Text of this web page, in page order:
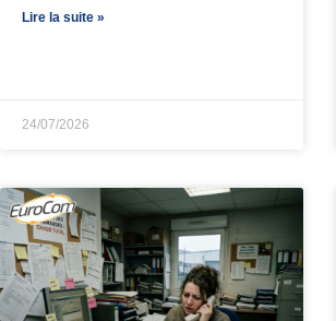
Lire la suite »
24/07/2026